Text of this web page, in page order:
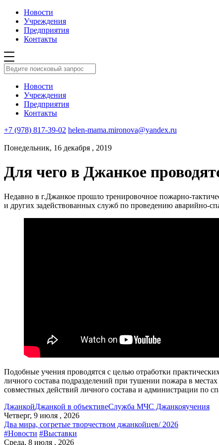
Новости
Учреждения
Предприятия
Контакты
Новости
Учреждения
Предприятия
Контакты
+7 (978) 817-39-02 helen-mama.mironova@yandex.ru
Понедельник, 16 декабря , 2019
Для чего в Джанкое
Недавно в г.Джанкое прошло тренировочное пожарно-
и других задействованных служб по проведению аварийно-
Подобные учения проводятся с целью отработки
личного состава подразделений при тушении пожара в
совместных действий личного состава и администрации по
ДжанкойДжанкой в объективеСлужба МЧС Джанкояучения
Четверг, 9 июля , 2026
Два мира, согретые творчеством джанкойцев/ 2026
#Новости #Выставки
Среда, 8 июля , 2026